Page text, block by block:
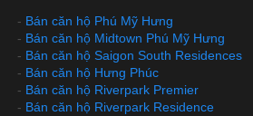
- Bán căn hộ Phú Mỹ Hưng
- Bán căn hộ Midtown Phú Mỹ Hưng
- Bán căn hộ Saigon South Residences
- Bán căn hộ Hưng Phúc
- Bán căn hộ Riverpark Premier
- Bán căn hộ Riverpark Residence